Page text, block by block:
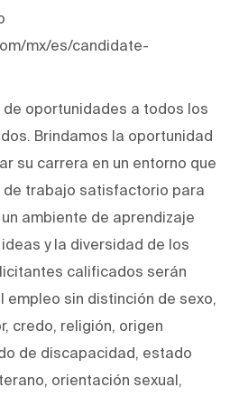
mx/es/candidate-
de oportunidades a todos los
Brindamos la oportunidad
su carrera en un entorno que
de trabajo satisfactorio para
ambiente de aprendizaje
y la diversidad de los
calificados serán
empleo sin distinción de sexo,
credo, religión, origen
de discapacidad, estado
orientación sexual,